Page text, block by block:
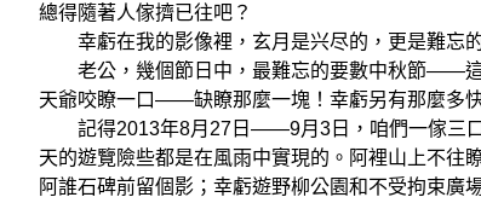
總得隨著人傢擠已往吧？
幸虧在我的影像裡，玄月是兴尽的，更是難忘
老公，幾個節日中，最難忘的要數中秋節——這
天爺咬瞭一口——缺瞭那麼一塊！幸虧另有那麼多
記得2013年8月27日——9月3日，咱們一傢三口
天的遊覽險些都是在風雨中實現的。阿裡山上不往
阿誰石碑前留個影；幸虧遊野柳公園和不受拘束廣